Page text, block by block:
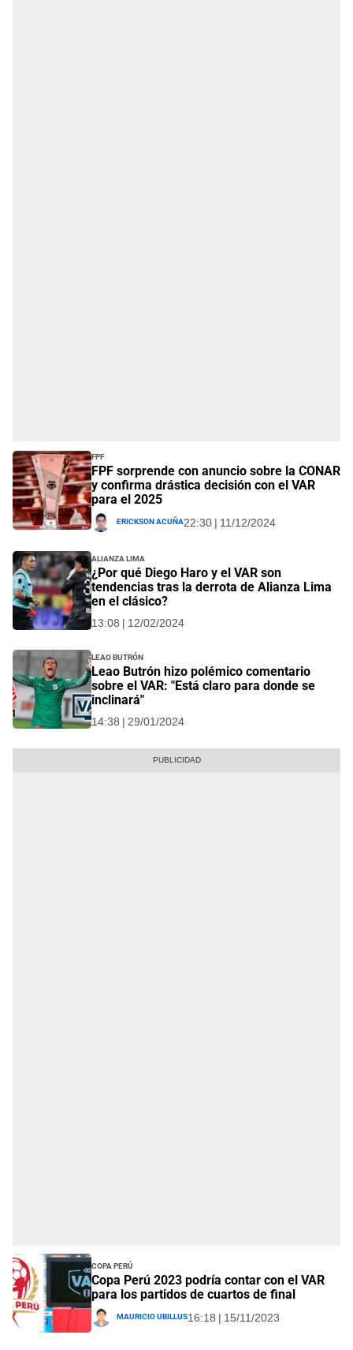
FPF
FPF sorprende con anuncio sobre la CONAR
y confirma drástica decisión con el VAR
para el 2025
Erickson Acuña22:30 | 11/12/2024
Alianza Lima
¿Por qué Diego Haro y el VAR son
tendencias tras la derrota de Alianza Lima
en el clásico?
13:08 | 12/02/2024
Leao Butrón
Leao Butrón hizo polémico comentario
sobre el VAR: "Está claro para donde se
inclinará"
14:38 | 29/01/2024
Copa Perú
Copa Perú 2023 podría contar con el VAR
para los partidos de cuartos de final
Mauricio Ubillus16:18 | 15/11/2023